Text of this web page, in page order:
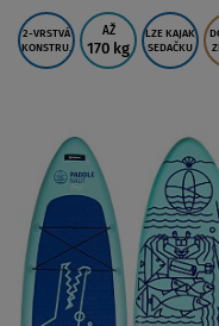
2-VRSTVÁ
KONSTRU.
AŽ
170 kg
LZE KAJAK
SEDAČKU